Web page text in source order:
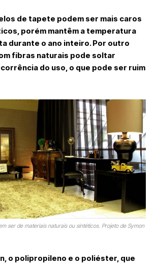
de tapete podem ser mais caros
porém mantêm a temperatura
durante o ano inteiro. Por outro
fibras naturais pode soltar
do uso, o que pode ser ruim
ser de materiais naturais ou sintéticos. Projeto de Symon
o polipropileno e o poliéster, que